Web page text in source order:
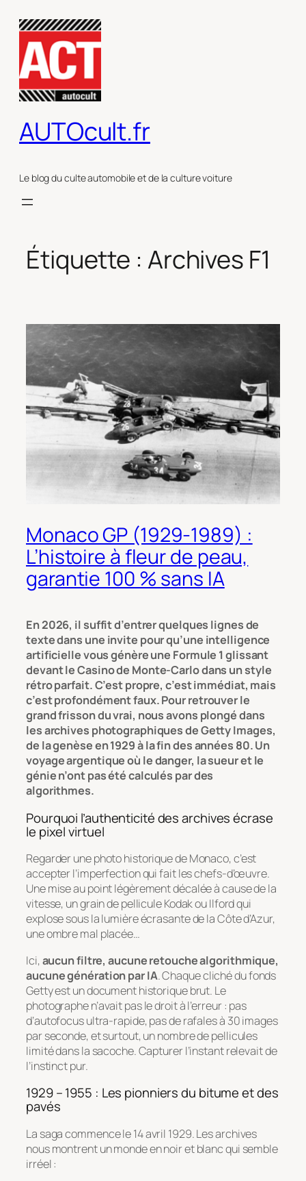
contenu
AUTOcult.fr
Le blog du culte automobile et de la culture voiture
Étiquette : Archives F1
Monaco GP (1929-1989) :
L’histoire à fleur de peau,
garantie 100 % sans IA
En 2026, il suffit d’entrer quelques lignes de
texte dans une invite pour qu’une intelligence
artificielle vous génère une Formule 1 glissant
devant le Casino de Monte-Carlo dans un style
rétro parfait. C’est propre, c’est immédiat, mais
c’est profondément faux. Pour retrouver le
grand frisson du vrai, nous avons plongé dans
les archives photographiques de Getty Images,
de la genèse en 1929 à la fin des années 80. Un
voyage argentique où le danger, la sueur et le
génie n’ont pas été calculés par des
algorithmes.
Pourquoi l’authenticité des archives écrase
le pixel virtuel
Regarder une photo historique de Monaco, c’est
accepter l’imperfection qui fait les chefs-d’œuvre.
Une mise au point légèrement décalée à cause de la
vitesse, un grain de pellicule Kodak ou Ilford qui
explose sous la lumière écrasante de la Côte d’Azur,
une ombre mal placée…
Ici,aucun filtre, aucune retouche algorithmique,
aucune génération par IA. Chaque cliché du fonds
Getty est un document historique brut. Le
photographe n’avait pas le droit à l’erreur : pas
d’autofocus ultra-rapide, pas de rafales à 30 images
par seconde, et surtout, un nombre de pellicules
limité dans la sacoche. Capturer l’instant relevait de
l’instinct pur.
1929 – 1955 : Les pionniers du bitume et des
pavés
La saga commence le 14 avril 1929. Les archives
nous montrent un monde en noir et blanc qui semble
irréel :